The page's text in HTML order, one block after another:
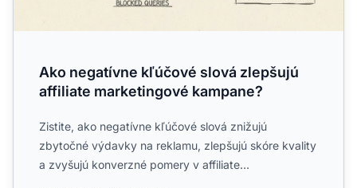
Ako negatívne kľúčové slová zlepšujú
affiliate marketingové kampane?
Zistite, ako negatívne kľúčové slová znižujú
zbytočné výdavky na reklamu, zlepšujú skóre kvality
a zvyšujú konverzné pomery v affiliate